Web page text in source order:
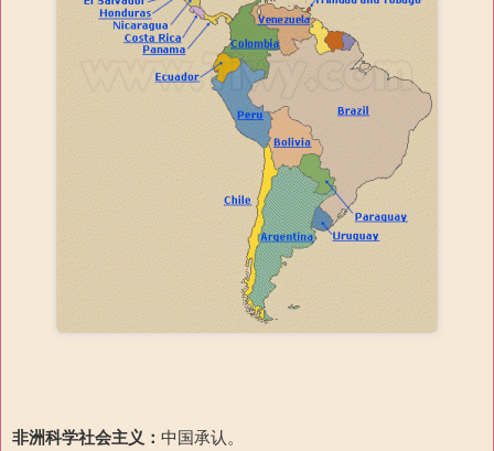
非洲科学社会主义： 中国承认。